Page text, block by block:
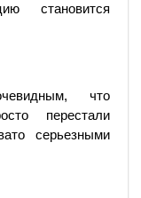
становится
что
перестали
серьезными